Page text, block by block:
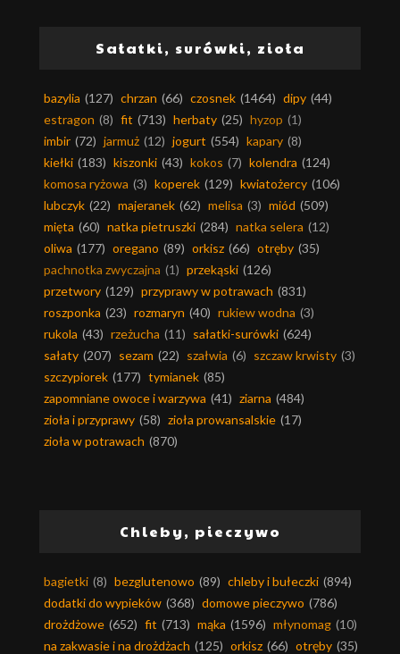
Sałatki, surówki, zioła
bazylia (127) chrzan (66) czosnek (1464) dipy (44)
estragon (8) fit (713) herbaty (25) hyzop (1)
imbir (72) jarmuż (12) jogurt (554) kapary (8)
kiełki (183) kiszonki (43) kokos (7) kolendra (124)
komosa ryżowa (3) koperek (129) kwiatożercy (106)
lubczyk (22) majeranek (62) melisa (3) miód (509)
mięta (60) natka pietruszki (284) natka selera (12)
oliwa (177) oregano (89) orkisz (66) otręby (35)
pachnotka zwyczajna (1) przekąski (126)
przetwory (129) przyprawy w potrawach (831)
roszponka (23) rozmaryn (40) rukiew wodna (3)
rukola (43) rzeżucha (11) sałatki-surówki (624)
sałaty (207) sezam (22) szałwia (6) szczaw krwisty (3)
szczypiorek (177) tymianek (85)
zapomniane owoce i warzywa (41) ziarna (484)
zioła i przyprawy (58) zioła prowansalskie (17)
zioła w potrawach (870)
Chleby, pieczywo
bagietki (8) bezglutenowo (89) chleby i bułeczki (894)
dodatki do wypieków (368) domowe pieczywo (786)
drożdżowe (652) fit (713) mąka (1596) młynomag (10)
na zakwasie i na drożdżach (125) orkisz (66) otręby (35)